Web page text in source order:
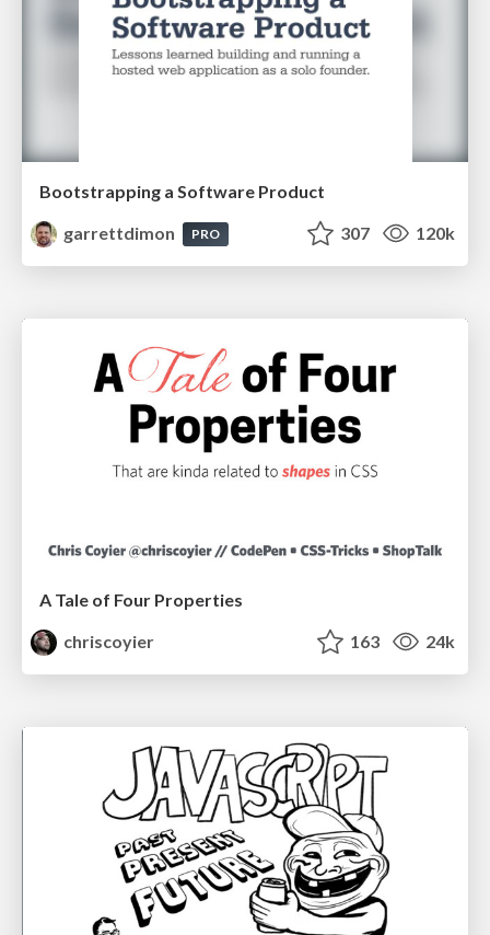
Bootstrapping a Software Product
garrettdimon
PRO 307 120k
A Tale of Four Properties
chriscoyier
163 24k